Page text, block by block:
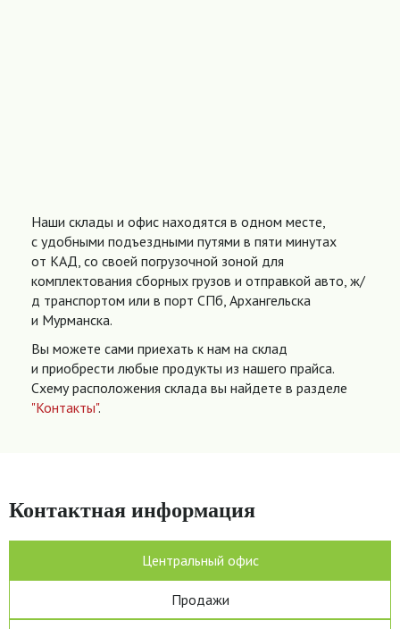
Наши склады и офис находятся в одном месте,
с удобными подъездными путями в пяти минутах
от КАД, со своей погрузочной зоной для
комплектования сборных грузов и отправкой авто, ж/
д транспортом или в порт СПб, Архангельска
и Мурманска.
Вы можете сами приехать к нам на склад
и приобрести любые продукты из нашего прайса.
Схему расположения склада вы найдете в разделе
"Контакты".
Контактная информация
Центральный офис
Продажи